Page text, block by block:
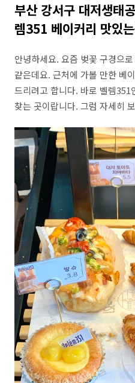
부산 강서구 대저생태
렘351 베이커리 맛있
안녕하세요. 요즘 벚꽃 구경으
같은데요. 근처에 가볼 만한 베
드리려고 합니다. 바로 벨렘351
찾는 곳이랍니다. 그럼 자세히